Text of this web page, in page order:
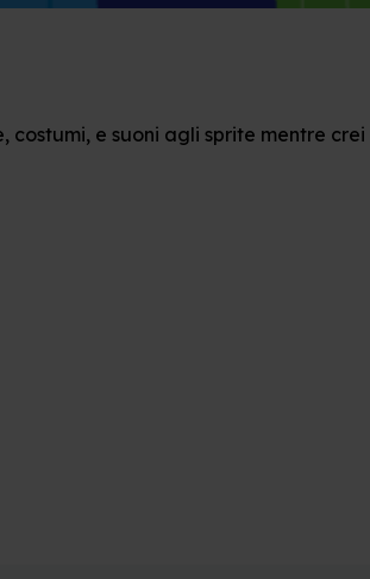
e suoni agli sprite mentre crei